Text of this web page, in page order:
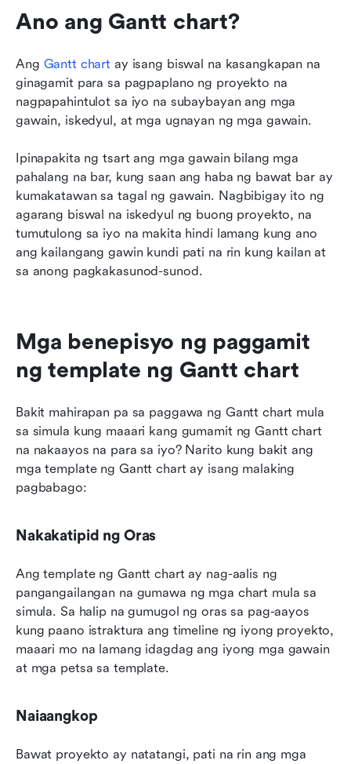
Ano ang Gantt chart?
Ang Gantt chart ay isang biswal na kasangkapan na
ginagamit para sa pagpaplano ng proyekto na
nagpapahintulot sa iyo na subaybayan ang mga
gawain, iskedyul, at mga ugnayan ng mga gawain.
Ipinapakita ng tsart ang mga gawain bilang mga
pahalang na bar, kung saan ang haba ng bawat bar ay
kumakatawan sa tagal ng gawain. Nagbibigay ito ng
agarang biswal na iskedyul ng buong proyekto, na
tumutulong sa iyo na makita hindi lamang kung ano
ang kailangang gawin kundi pati na rin kung kailan at
sa anong pagkakasunod-sunod.
Mga benepisyo ng paggamit
ng template ng Gantt chart
Bakit mahirapan pa sa paggawa ng Gantt chart mula
sa simula kung maaari kang gumamit ng Gantt chart
na nakaayos na para sa iyo? Narito kung bakit ang
mga template ng Gantt chart ay isang malaking
pagbabago:
Nakakatipid ng Oras
Ang template ng Gantt chart ay nag-aalis ng
pangangailangan na gumawa ng mga chart mula sa
simula. Sa halip na gumugol ng oras sa pag-aayos
kung paano istraktura ang timeline ng iyong proyekto,
maaari mo na lamang idagdag ang iyong mga gawain
at mga petsa sa template.
Naiaangkop
Bawat proyekto ay natatangi, pati na rin ang mga